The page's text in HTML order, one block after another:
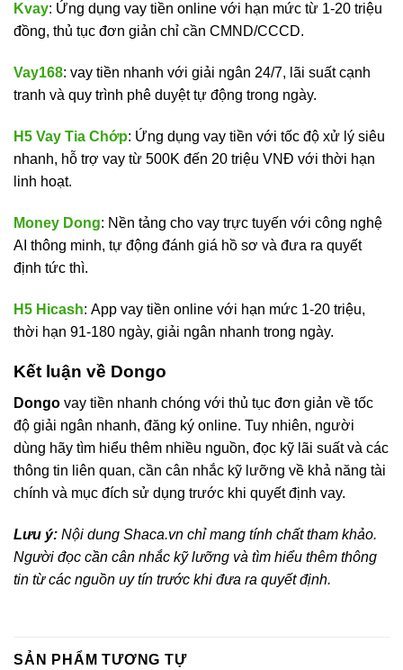
Kvay: Ứng dụng vay tiền online với hạn mức từ 1-20 triệu
đồng, thủ tục đơn giản chỉ cần CMND/CCCD.
Vay168: vay tiền nhanh với giải ngân 24/7, lãi suất cạnh
tranh và quy trình phê duyệt tự động trong ngày.
H5 Vay Tia Chớp: Ứng dụng vay tiền với tốc độ xử lý siêu
nhanh, hỗ trợ vay từ 500K đến 20 triệu VNĐ với thời hạn
linh hoạt.
Money Dong: Nền tảng cho vay trực tuyến với công nghệ
AI thông minh, tự động đánh giá hồ sơ và đưa ra quyết
định tức thì.
H5 Hicash: App vay tiền online với hạn mức 1-20 triệu,
thời hạn 91-180 ngày, giải ngân nhanh trong ngày.
Kết luận về Dongo
Dongo vay tiền nhanh chóng với thủ tục đơn giản về tốc
độ giải ngân nhanh, đăng ký online. Tuy nhiên, người
dùng hãy tìm hiểu thêm nhiều nguồn, đọc kỹ lãi suất và các
thông tin liên quan, cần cân nhắc kỹ lưỡng về khả năng tài
chính và mục đích sử dụng trước khi quyết định vay.
Lưu ý: Nội dung Shaca.vn chỉ mang tính chất tham khảo.
Người đọc cần cân nhắc kỹ lưỡng và tìm hiểu thêm thông
tin từ các nguồn uy tín trước khi đưa ra quyết định.
SẢN PHẨM TƯƠNG TỰ